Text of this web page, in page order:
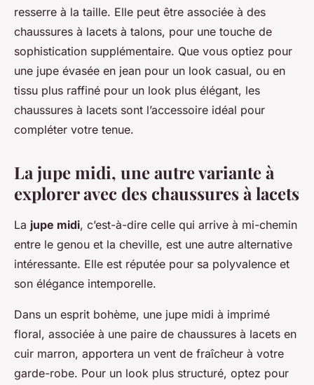
resserre à la taille. Elle peut être associée à des
chaussures à lacets à talons, pour une touche de
sophistication supplémentaire. Que vous optiez pour
une jupe évasée en jean pour un look casual, ou en
tissu plus raffiné pour un look plus élégant, les
chaussures à lacets sont l’accessoire idéal pour
compléter votre tenue.
La jupe midi, une autre variante à
explorer avec des chaussures à lacets
La jupe midi, c’est-à-dire celle qui arrive à mi-chemin
entre le genou et la cheville, est une autre alternative
intéressante. Elle est réputée pour sa polyvalence et
son élégance intemporelle.
Dans un esprit bohème, une jupe midi à imprimé
floral, associée à une paire de chaussures à lacets en
cuir marron, apportera un vent de fraîcheur à votre
garde-robe. Pour un look plus structuré, optez pour